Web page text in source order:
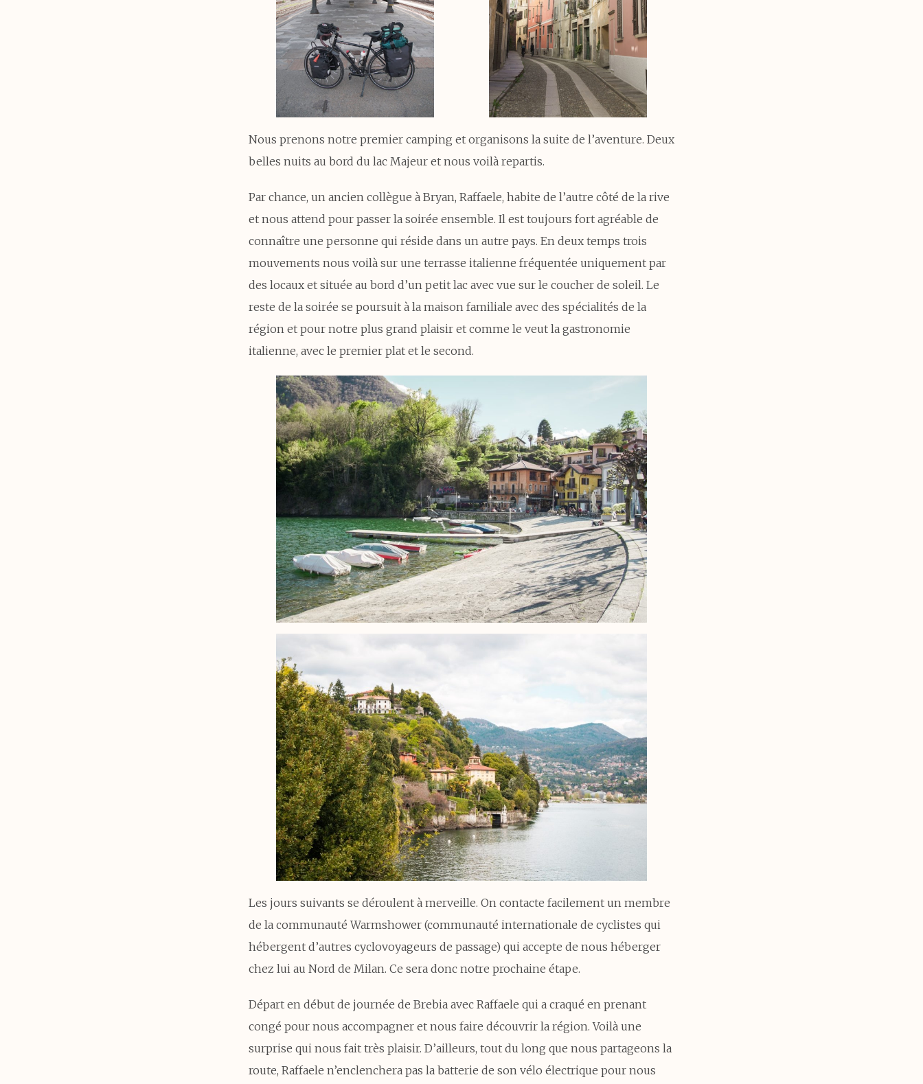
Nous prenons notre premier camping et organisons la suite de l’aventure. Deux
belles nuits au bord du lac Majeur et nous voilà repartis.
Par chance, un ancien collègue à Bryan, Raffaele, habite de l’autre côté de la rive
et nous attend pour passer la soirée ensemble. Il est toujours fort agréable de
connaître une personne qui réside dans un autre pays. En deux temps trois
mouvements nous voilà sur une terrasse italienne fréquentée uniquement par
des locaux et située au bord d’un petit lac avec vue sur le coucher de soleil. Le
reste de la soirée se poursuit à la maison familiale avec des spécialités de la
région et pour notre plus grand plaisir et comme le veut la gastronomie
italienne, avec le premier plat et le second.
Les jours suivants se déroulent à merveille. On contacte facilement un membre
de la communauté Warmshower (communauté internationale de cyclistes qui
hébergent d’autres cyclovoyageurs de passage) qui accepte de nous héberger
chez lui au Nord de Milan. Ce sera donc notre prochaine étape.
Départ en début de journée de Brebia avec Raffaele qui a craqué en prenant
congé pour nous accompagner et nous faire découvrir la région. Voilà une
surprise qui nous fait très plaisir. D’ailleurs, tout du long que nous partageons la
route, Raffaele n’enclenchera pas la batterie de son vélo électrique pour nous